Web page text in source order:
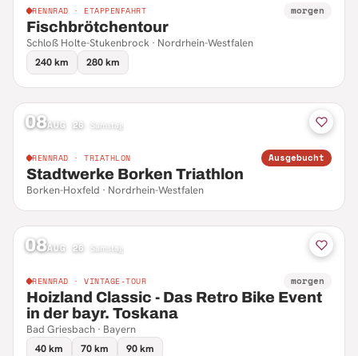
RENNRAD · ETAPPENFAHRT morgen
Fischbrötchentour
Schloß Holte-Stukenbrock · Nordrhein-Westfalen
240 km
280 km
08AUG 26 Samstag
RENNRAD · TRIATHLON Ausgebucht
Stadtwerke Borken Triathlon
Borken-Hoxfeld · Nordrhein-Westfalen
08AUG 26 Samstag
RENNRAD · VINTAGE-TOUR morgen
Hoizland Classic - Das Retro Bike Event
in der bayr. Toskana
Bad Griesbach · Bayern
40 km
70 km 90 km